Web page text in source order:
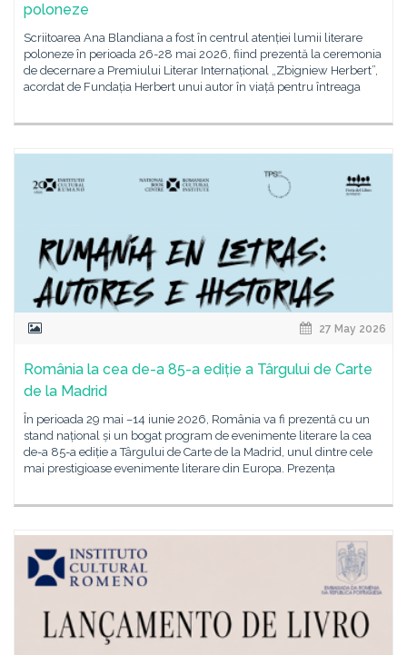
poloneze
Scriitoarea Ana Blandiana a fost în centrul atenției lumii literare
poloneze în perioada 26-28 mai 2026, fiind prezentă la ceremonia
de decernare a Premiului Literar Internațional „Zbigniew Herbert”,
acordat de Fundația Herbert unui autor în viață pentru întreaga
27 May 2026
România la cea de-a 85-a ediție a Târgului de Carte
de la Madrid
În perioada 29 mai –14 iunie 2026, România va fi prezentă cu un
stand național și un bogat program de evenimente literare la cea
de-a 85-a ediție a Târgului de Carte de la Madrid, unul dintre cele
mai prestigioase evenimente literare din Europa. Prezența